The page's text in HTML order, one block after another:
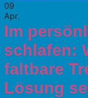
09
Apr.
Im
schlafen:
faltbare
Lösung